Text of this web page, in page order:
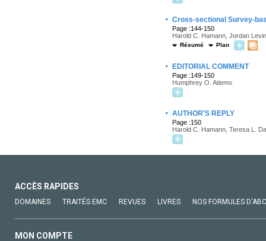
· Cross-sectional Survey-
Page :144-150
Harold C. Hamann, Jordan
Résumé Plan
· EDITORIAL COMMENT
Page :149-150
Humphrey O. Atiemo
· AUTHOR'S REPLY
Page :150
Harold C. Hamann, Teresa L.
ACCÈS RAPIDES
DOMAINES TRAITÉS EMC REVUES LIVRES NOS FORMULES
MON COMPTE